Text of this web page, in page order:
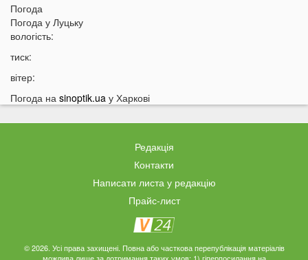
13:40
аномалії
13:10
як так вийшло
хвилину мовчання
На Волині від удару блискавки загорілися дві споруди
Українцям масово надсилають небезпечні
Україні загрожує дефіцит води: які регіони під
Погода
Погода у Луцьку
вологість:
тиск:
вітер:
Погода на sinoptik.ua у Харкові
Редакція
Контакти
Написати листа у редакцію
Прайс-лист
© 2026. Усі права захищені. Повна або часткова перепублікація матеріалів